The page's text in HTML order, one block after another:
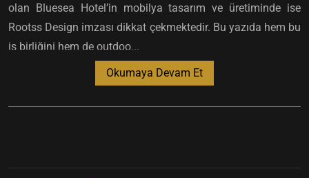
olan Bluesea Hotel’in mobilya tasarım ve üretiminde ise
Rootss Design imzası dikkat çekmektedir. Bu yazıda hem bu
iş birliğini hem de outdoo...
Okumaya Devam Et